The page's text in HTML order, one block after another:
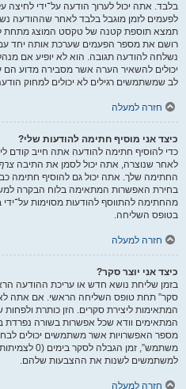
בלבד. אתה יכול לערוך הודעה על־ידי לחיצה
לפעמים לזמן מוגבל בלבד לאחר שההודעה
תמצא תוספת קטנה של טקסט המוצג מתחת
רושם את מספר הפעמים שערכת אותה יחד
נשלחה להודעה תגובה. הוא לא יופיע אם
יכולים להשאיר הערה אשר מסבירה מדוע הם
לב שמשתמשים רגילים לא יכולים למחוק
חזרה למעלה
כיצד אני מוסיף חתימה להודעות שלי?
כדי להוסיף חתימה להודעה אתה חייב
לאחר שנוצרה, אתה יכול לסמן את התיבה
החתימה שלך. אתה יכול גם להוסיף חתימה
בחירת האפשרות המתאימה בלוח הבקרה
מהחתימה להתווסף להודעות מסוימות
בטופס השליחה.
חזרה למעלה
כיצד אני יוצר סקר?
בזמן שליחת נושא חדש או עריכת ההודעה
סקר” תחת טופס השליחה הראשי. אם אתה לא
המתאימות ליצירת סקרים. הזן כותרת
המתאימים וודא שכל אפשרות בשורה
מספר האפשרויות אשר משתמשים יכולים
משתמש”, זמן
למשתמשים לשנות את ההצבעות שלהם.
חזרה למעלה